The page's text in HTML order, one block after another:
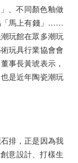
、不同顏色釉做
「馬上有錢」……
玩館在眾多潮玩
玩具行業協會會
事長黃琥表示，
是近年陶瓷潮玩
排，正是因為我
意設計、打樣生